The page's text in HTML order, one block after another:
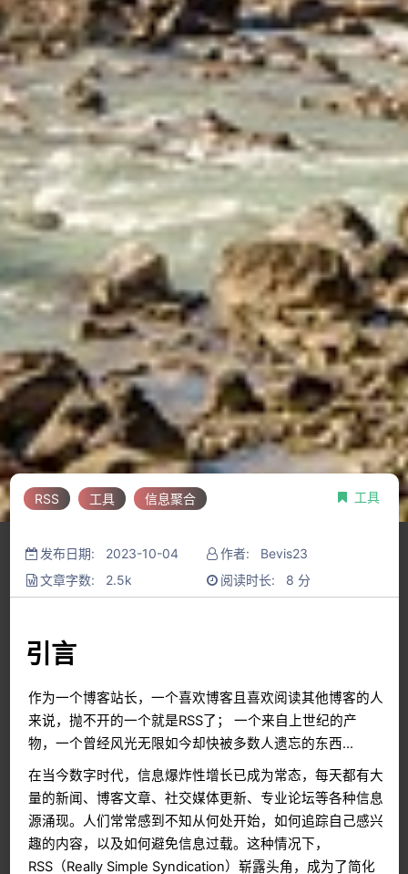
RSS 工具 信息聚合 工具
发布日期: 2023-10-04
作者: Bevis23
文章字数: 2.5k
阅读时长: 8 分
引言
作为一个博客站长，一个喜欢博客且喜欢阅读其他博客的人
来说，抛不开的一个就是RSS了； 一个来自上世纪的产
物，一个曾经风光无限如今却快被多数人遗忘的东西…
在当今数字时代，信息爆炸性增长已成为常态，每天都有大
量的新闻、博客文章、社交媒体更新、专业论坛等各种信息
源涌现。人们常常感到不知从何处开始，如何追踪自己感兴
趣的内容，以及如何避免信息过载。这种情况下，
RSS（Really Simple Syndication）崭露头角，成为了简化